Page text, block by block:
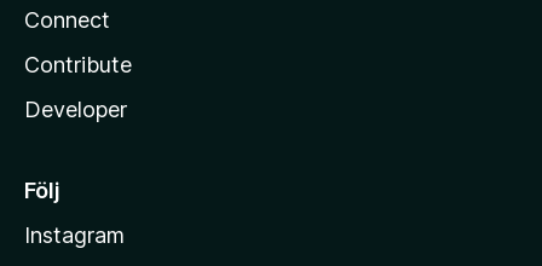
Connect
Contribute
Developer
Följ
Instagram